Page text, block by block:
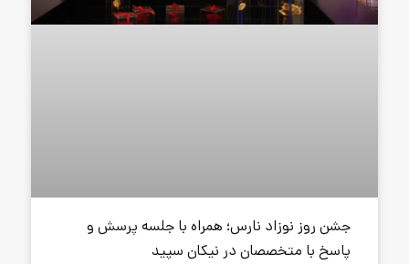
نارس؛ همراه با جلسه پرسش و
در نیکان سپید